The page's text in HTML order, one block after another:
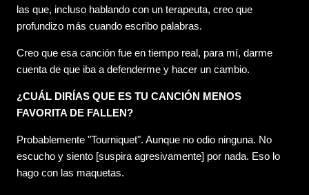
las que, incluso hablando con un terapeuta, creo que
profundizo más cuando escribo palabras.
Creo que esa canción fue en tiempo real, para mí, darme
cuenta de que iba a defenderme y hacer un cambio.
¿CUÁL DIRÍAS QUE ES TU CANCIÓN MENOS
FAVORITA DE FALLEN?
Probablemente "Tourniquet". Aunque no odio ninguna. No
escucho y siento [suspira agresivamente] por nada. Eso lo
hago con las maquetas.